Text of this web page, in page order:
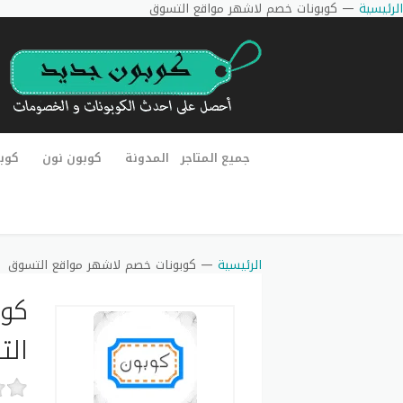
الرئيسية — كوبونات خصم لاشهر مواقع التسوق
جميع المتاجر المدونة كوبون نون
الرئيسية — كوبونات خصم لاشهر مواقع التسوق